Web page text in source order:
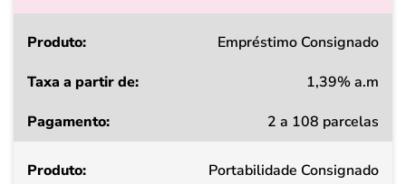
Produto
a
de
Empréstimo Consignado
1,39% a.m
2 a 108 parcelas
Portabilidade Consignado